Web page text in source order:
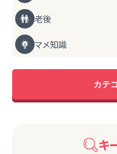
老後
マメ知識
カテ
キ